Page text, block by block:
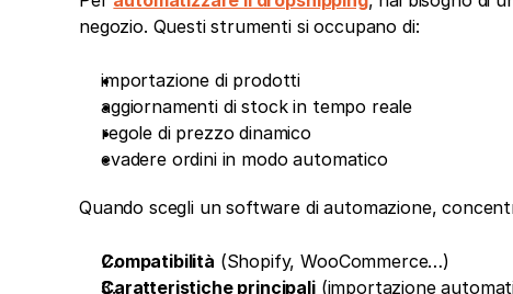
negozio. Questi strumenti si occupano di:
importazione di prodotti
aggiornamenti di stock in tempo reale
regole di prezzo dinamico
evadere ordini in modo automatico
Quando scegli un software di automazione,
Compatibilità (Shopify, WooCommerce…)
Caratteristiche principali (importazione